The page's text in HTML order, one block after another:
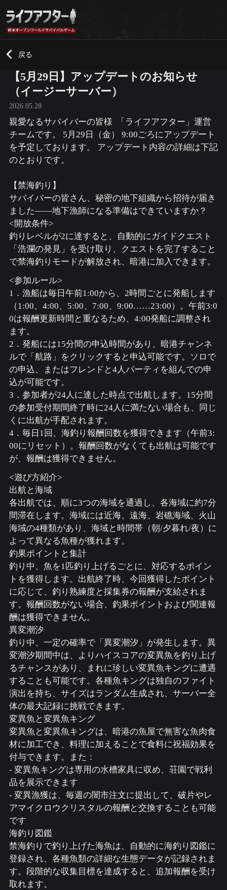
戻る
【5月29日】アップデートのお知らせ
（イージーサーバー）
2026.05.28
親愛なるサバイバーの皆様 「ライフアフター」運営
チームです。 5月29日（金） 9:00ごろにアップデート
を予定しております。 アップデート内容の詳細は下記
のとおりです。
【禁海釣り】
サバイバーの皆さん、秘密の地下組織から招待が届き
ました——地下漁師になる準備はできていますか？
<開放条件>
釣りレベルが2に達すると、自動的にガイドクエスト
「浩瀾の発見」を受け取り、クエストを完了すること
で禁海釣りモードが解放され、暗港に加入できます。
<参加ルール>
1．漁船は毎日午前1:00から、2時間ごとに発船します
（1:00、4:00、5:00、7:00、9:00……23:00）。午前3:0
0は報酬更新時間と重なるため、4:00発船に調整され
ます。
2．発船には15分間の申込時間があり、暗港チャンネ
ルで「航路」をクリックすると申込可能です。ソロで
の申込、またはフレンドと4人パーティを組んでの申
込が可能です。
3．参加者が24人に達した時点で出航します。15分間
の参加受付期間終了時に24人に満たない場合も、同じ
くに出航が手配されます。
4．毎日1回、海釣り報酬回数を獲得できます（午前3:
00にリセット）。報酬回数がなくても出航は可能です
が、報酬は獲得できません。
<遊び方紹介>
出航と海域
各出航では、順に3つの海域を通過し、各海域に約7分
間滞在します。海域には近海、遠海、岩礁海域、火山
海域の4種類があり、海域と時間帯（朝/夕暮れ/夜）に
よって異なる魚種が獲れます。
釣果ポイントと集計
釣り中、魚を1匹釣り上げるごとに、対応するポイン
トを獲得します。出航終了時、今回獲得したポイント
に応じて、釣り熟練度と採集券の報酬が支給されま
す。報酬回数がない場合、釣果ポイントおよび関連報
酬は獲得できません。
異変潮汐
釣り中、一定の確率で「異変潮汐」が発生します。異
変潮汐期間中は、よりハイスコアの変異魚を釣り上げ
るチャンスがあり、まれに珍しい変異魚キングに遭遇
することも可能です。各種魚キングは独自のファイト
演出を持ち、サイズはランダム生成され、サーバー全
体の最大記録に挑戦できます。
変異魚と変異魚キング
変異魚と変異魚キングは、暗港の魚屋で無害な魚肉食
材に加工でき、料理に加えることで食料に祝福効果を
付与できます。また：
- 変異魚キングは専用の水槽家具に収め、荘園で戦利
品を展示できます
- 変異漁獲は、毎週の闇市注文に提出して、破片やレ
アマイクロウクリスタルの報酬と交換することも可能
です
海釣り図鑑
禁海釣りで釣り上げた海魚は、自動的に海釣り図鑑に
登録され、各種魚類の詳細な生態データが記録されま
す。段階的な収集目標を達成すると、追加報酬を受け
取れます。